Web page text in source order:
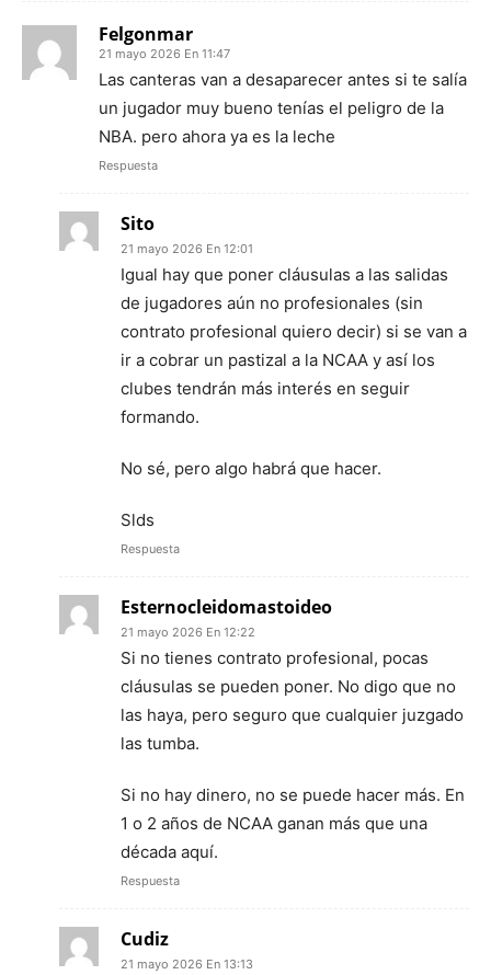
Felgonmar
21 mayo 2026 En 11:47
Las canteras van a desaparecer antes si te salía
un jugador muy bueno tenías el peligro de la
NBA. pero ahora ya es la leche
Respuesta
Sito
21 mayo 2026 En 12:01
Igual hay que poner cláusulas a las salidas
de jugadores aún no profesionales (sin
contrato profesional quiero decir) si se van a
ir a cobrar un pastizal a la NCAA y así los
clubes tendrán más interés en seguir
formando.
No sé, pero algo habrá que hacer.
Slds
Respuesta
Esternocleidomastoideo
21 mayo 2026 En 12:22
Si no tienes contrato profesional, pocas
cláusulas se pueden poner. No digo que no
las haya, pero seguro que cualquier juzgado
las tumba.
Si no hay dinero, no se puede hacer más. En
1 o 2 años de NCAA ganan más que una
década aquí.
Respuesta
Cudiz
21 mayo 2026 En 13:13